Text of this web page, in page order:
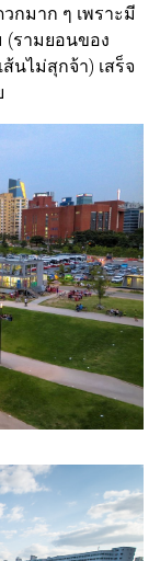
กมาก ๆ เพราะมี
(รามยอนของ
นไม่สุกจ้า) เสร็จ